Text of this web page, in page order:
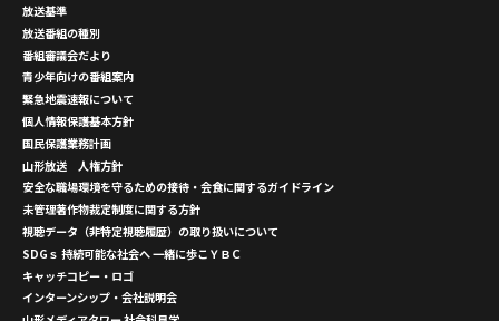
放送基準
放送番組の種別
番組審議会だより
青少年向けの番組案内
緊急地震速報について
個人情報保護基本方針
国民保護業務計画
山形放送 人権方針
安全な職場環境を守るための接待・会食に関するガイドライン
未管理著作物裁定制度に関する方針
視聴データ（非特定視聴履歴）の取り扱いについて
SDGｓ 持続可能な社会へ 一緒に歩こＹＢＣ
キャッチコピー・ロゴ
インターンシップ・会社説明会